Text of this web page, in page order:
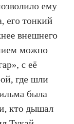
ему
его тонкий
внешнего
можно
с её
где шли
была
кто дышал